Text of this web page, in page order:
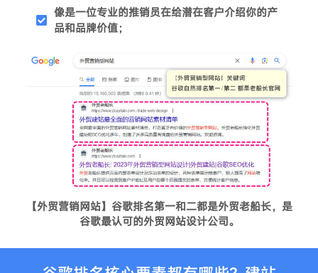
像是一位专业的推销员在给潜在客户介绍你的产
品和品牌价值；
【外贸营销网站】谷歌排名第一和二都是外贸老船长，是
谷歌最认可的外贸网站设计公司。